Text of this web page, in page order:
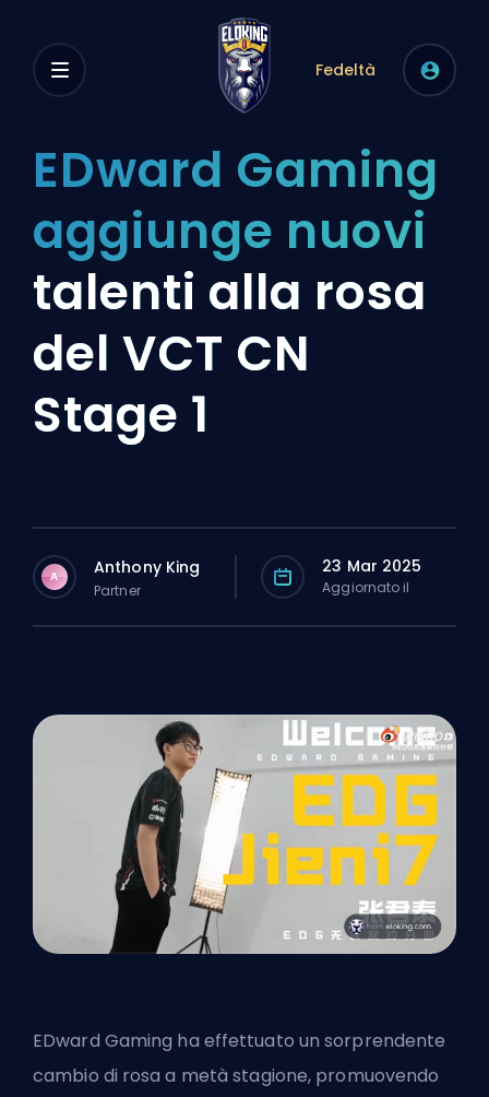
Fedeltà
EDward Gaming
aggiunge nuovi
talenti alla rosa
del VCT CN
Stage 1
A Anthony King
Partner
23 Mar 2025
Aggiornato il
EDward Gaming ha effettuato un sorprendente
cambio di rosa a metà stagione, promuovendo